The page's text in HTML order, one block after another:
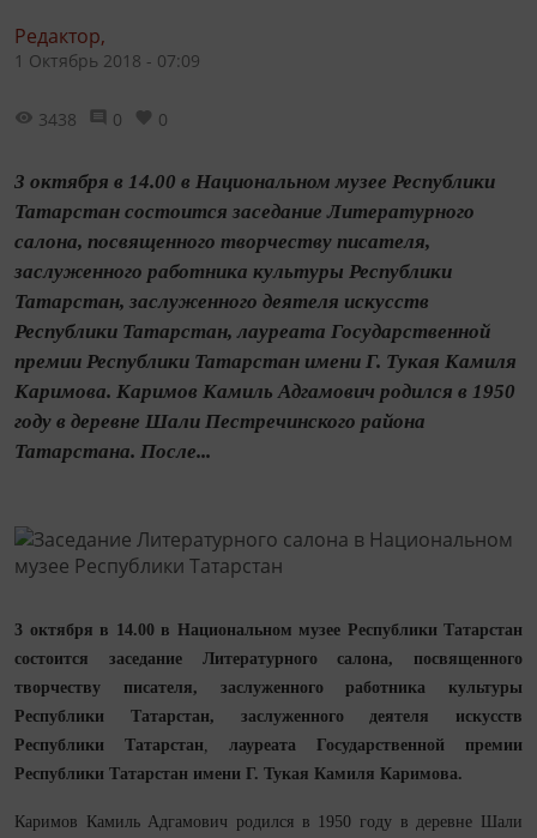
Редактор,
1 Октябрь 2018 - 07:09
3438 0 0
3 октября в 14.00 в Национальном музее Республики
Татарстан состоится заседание Литературного
салона, посвященного творчеству писателя,
заслуженного работника культуры Республики
Татарстан, заслуженного деятеля искусств
Республики Татарстан, лауреата Государственной
премии Республики Татарстан имени Г. Тукая Камиля
Каримова. Каримов Камиль Адгамович родился в 1950
году в деревне Шали Пестречинского района
Татарстана. После...
3 октября в 14.00 в Национальном музее Республики Татарстан
состоится заседание Литературного салона, посвященного
творчеству писателя, заслуженного работника культуры
Республики Татарстан, заслуженного деятеля искусств
Республики Татарстан
лауреата Государственной премии
Республики Татарстан имени Г. Тукая Камиля Каримова.
Каримов Камиль Адгамович родился в 1950 году в деревне Шали